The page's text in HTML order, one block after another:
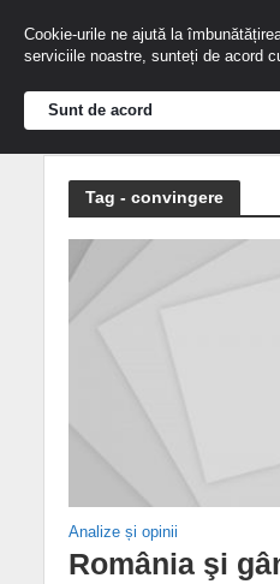
Tag - convingere
Analize și opinii
România şi
Cookie-urile ne ajută la
serviciile noastre, sunteți de acord
Sunt de acord